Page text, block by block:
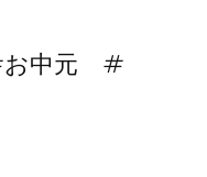
お中元 #